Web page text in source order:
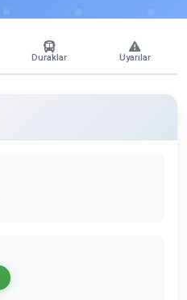
Duraklar Uyarılar